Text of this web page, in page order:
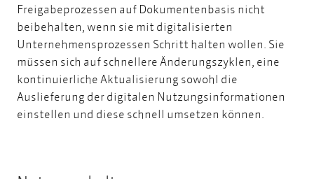
Freigabeprozessen auf Dokumentenbasis nicht
beibehalten, wenn sie mit digitalisierten
Unternehmensprozessen Schritt halten wollen. Sie
müssen sich auf schnellere Änderungszyklen, eine
kontinuierliche Aktualisierung sowohl die
Auslieferung der digitalen Nutzungsinformationen
einstellen und diese schnell umsetzen können.